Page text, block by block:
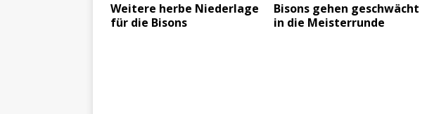
Weitere herbe Niederlage
für die Bisons
Bisons gehen geschwächt
in die Meisterrunde